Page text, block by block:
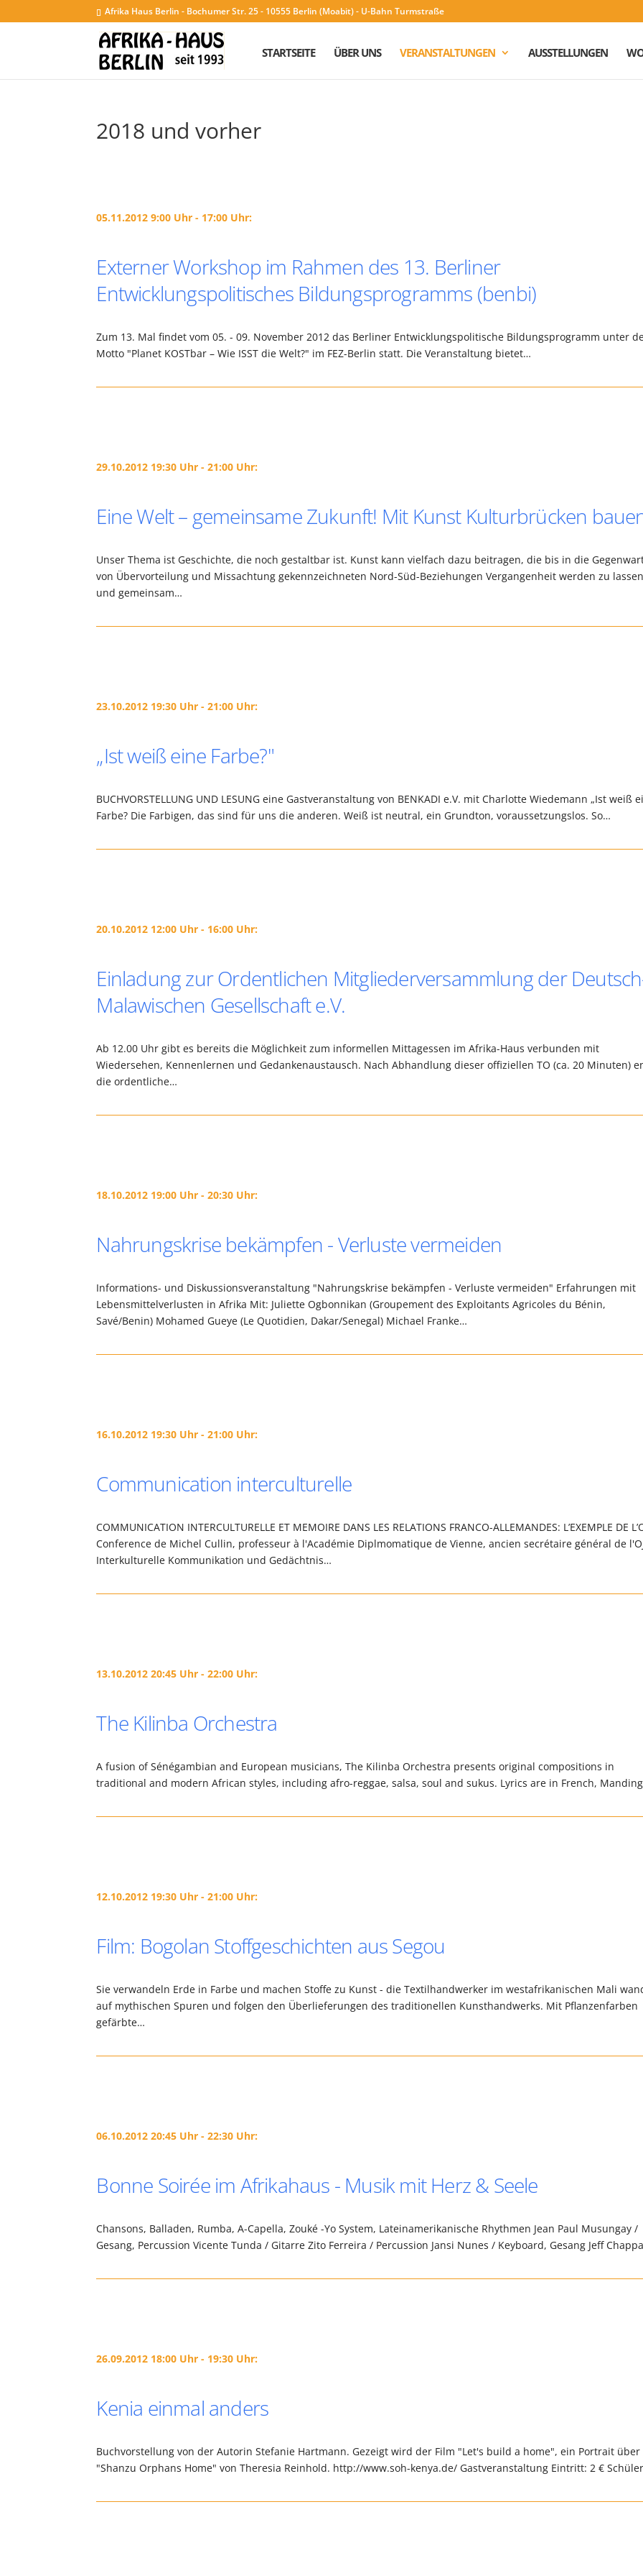
Afrika Haus Berlin - Bochumer Str. 25 - 10555 Berlin (Moabit) - U-Bahn Turmstraße
STARTSEITE ÜBER UNS VERANSTALTUNGEN AUSSTELLUNGEN
2018 und vorher
05.11.2012 9:00 Uhr - 17:00 Uhr:
Externer Workshop im Rahmen des 13. Berliner
Entwicklungspolitisches Bildungsprogramms (benbi)
Zum 13. Mal findet vom 05. - 09. November 2012 das Berliner Entwicklungspolitische Bildungsprogramm unter
Motto "Planet KOSTbar – Wie ISST die Welt?" im FEZ-Berlin statt. Die Veranstaltung bietet…
29.10.2012 19:30 Uhr - 21:00 Uhr:
Eine Welt – gemeinsame Zukunft! Mit Kunst Kulturbrücken
Unser Thema ist Geschichte, die noch gestaltbar ist. Kunst kann vielfach dazu beitragen, die bis in die
von Übervorteilung und Missachtung gekennzeichneten Nord-Süd-Beziehungen Vergangenheit werden zu
und gemeinsam…
23.10.2012 19:30 Uhr - 21:00 Uhr:
„Ist weiß eine Farbe?"
BUCHVORSTELLUNG UND LESUNG eine Gastveranstaltung von BENKADI e.V. mit Charlotte Wiedemann „Ist weiß
Farbe? Die Farbigen, das sind für uns die anderen. Weiß ist neutral, ein Grundton, voraussetzungslos. So…
20.10.2012 12:00 Uhr - 16:00 Uhr:
Einladung zur Ordentlichen Mitgliederversammlung der
Malawischen Gesellschaft e.V.
Ab 12.00 Uhr gibt es bereits die Möglichkeit zum informellen Mittagessen im Afrika-Haus verbunden mit
Wiedersehen, Kennenlernen und Gedankenaustausch. Nach Abhandlung dieser offiziellen TO (ca. 20 Minuten)
die ordentliche…
18.10.2012 19:00 Uhr - 20:30 Uhr:
Nahrungskrise bekämpfen - Verluste vermeiden
Informations- und Diskussionsveranstaltung "Nahrungskrise bekämpfen - Verluste vermeiden" Erfahrungen mit
Lebensmittelverlusten in Afrika Mit: Juliette Ogbonnikan (Groupement des Exploitants Agricoles du Bénin,
Savé/Benin) Mohamed Gueye (Le Quotidien, Dakar/Senegal) Michael Franke…
16.10.2012 19:30 Uhr - 21:00 Uhr:
Communication interculturelle
COMMUNICATION INTERCULTURELLE ET MEMOIRE DANS LES RELATIONS FRANCO-ALLEMANDES: L’EXEMPLE DE
Conference de Michel Cullin, professeur à l'Académie Diplmomatique de Vienne, ancien secrétaire général de
Interkulturelle Kommunikation und Gedächtnis…
13.10.2012 20:45 Uhr - 22:00 Uhr:
The Kilinba Orchestra
A fusion of Sénégambian and European musicians, The Kilinba Orchestra presents original compositions in
traditional and modern African styles, including afro-reggae, salsa, soul and sukus. Lyrics are in French,
12.10.2012 19:30 Uhr - 21:00 Uhr:
Film: Bogolan Stoffgeschichten aus Segou
Sie verwandeln Erde in Farbe und machen Stoffe zu Kunst - die Textilhandwerker im westafrikanischen Mali
auf mythischen Spuren und folgen den Überlieferungen des traditionellen Kunsthandwerks. Mit Pflanzenfarben
gefärbte…
06.10.2012 20:45 Uhr - 22:30 Uhr:
Bonne Soirée im Afrikahaus - Musik mit Herz & Seele
Chansons, Balladen, Rumba, A-Capella, Zouké -Yo System, Lateinamerikanische Rhythmen Jean Paul Musungay /
Gesang, Percussion Vicente Tunda / Gitarre Zito Ferreira / Percussion Jansi Nunes / Keyboard, Gesang Jeff
26.09.2012 18:00 Uhr - 19:30 Uhr:
Kenia einmal anders
Buchvorstellung von der Autorin Stefanie Hartmann. Gezeigt wird der Film "Let's build a home", ein Portrait über
"Shanzu Orphans Home" von Theresia Reinhold. http://www.soh-kenya.de/ Gastveranstaltung Eintritt: 2 €